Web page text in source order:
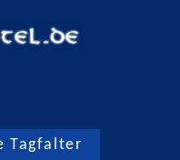
Tagfalter